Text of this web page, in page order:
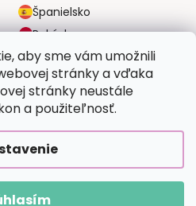
aby sme vám umožnili
stránky a vďaka
stránky neustále
a použiteľnosť.
Španielsko
Rakúsko
. Všetky práva vyhradené.